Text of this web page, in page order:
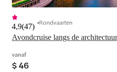
Avondcruise langs de
4,9(47) Rondvaarten
vanaf
$ 46